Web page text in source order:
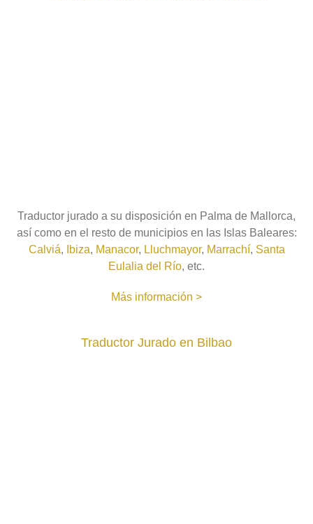
Traductor jurado a su disposición en Palma de Mallorca,
así como en el resto de municipios en las Islas Baleares:
Calviá, Ibiza, Manacor, Lluchmayor, Marrachí, Santa
Eulalia del Río, etc.
Más información >
Traductor Jurado en Bilbao